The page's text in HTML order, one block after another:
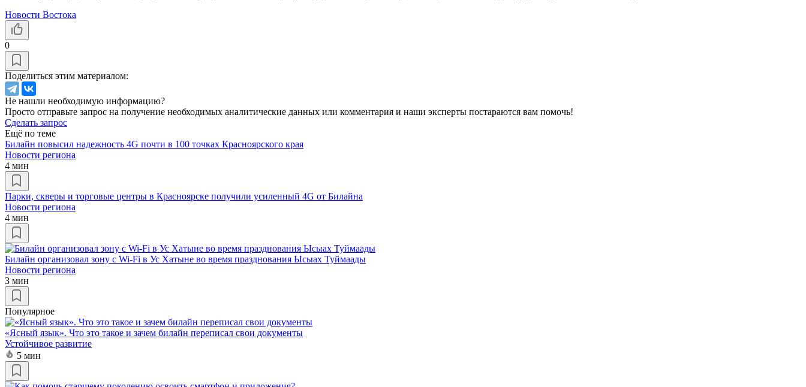
Новости Востока
0
Поделиться этим материалом:
Не нашли необходимую информацию?
Просто отправьте запрос на получение необходимых аналитические данных или комментария и наши эксперты постараются вам помочь!
Сделать запрос
Ещё по теме
Билайн повысил надежность 4G почти в 100 точках Красноярского края
Новости региона
4 мин
Парки, скверы и торговые центры в Красноярске получили усиленный 4G от Билайна
Новости региона
4 мин
Билайн организовал зону с Wi-Fi в Ус Хатыне во время празднования Ысыах Туймаады
Новости региона
3 мин
Популярное
«Ясный язык». Что это такое и зачем билайн переписал свои документы
Устойчивое развитие
5 мин